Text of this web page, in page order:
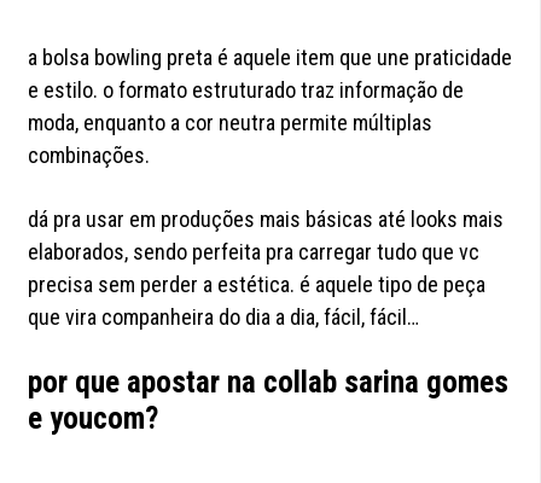
a bolsa bowling preta é aquele item que une praticidade
e estilo. o formato estruturado traz informação de
moda, enquanto a cor neutra permite múltiplas
combinações.
dá pra usar em produções mais básicas até looks mais
elaborados, sendo perfeita pra carregar tudo que vc
precisa sem perder a estética. é aquele tipo de peça
que vira companheira do dia a dia, fácil, fácil…
por que apostar na collab sarina gomes
e youcom?